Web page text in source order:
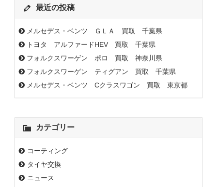
最近の投稿
メルセデス・ベンツ ＧＬＡ 買取 千葉県
トヨタ アルファードHEV 買取 千葉県
フォルクスワーゲン ポロ 買取 神奈川県
フォルクスワーゲン ティグアン 買取 千葉県
メルセデス・ベンツ Cクラスワゴン 買取 東京都
カテゴリー
コーティング
タイヤ交換
ニュース